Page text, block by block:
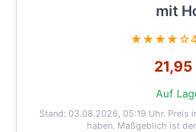
mit
★★★★☆
21,95
Auf
Stand: 03.08.2026, 05:19 Uhr. Preis
haben. Maßgeblich ist